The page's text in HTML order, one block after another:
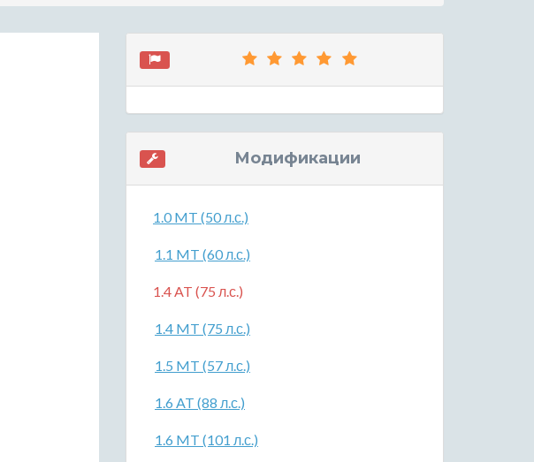
Модификации
1.0 MT (50 л.с.)
1.1 MT (60 л.с.)
1.4 AT (75 л.с.)
1.4 MT (75 л.с.)
1.5 MT (57 л.с.)
1.6 AT (88 л.с.)
1.6 MT (101 л.с.)